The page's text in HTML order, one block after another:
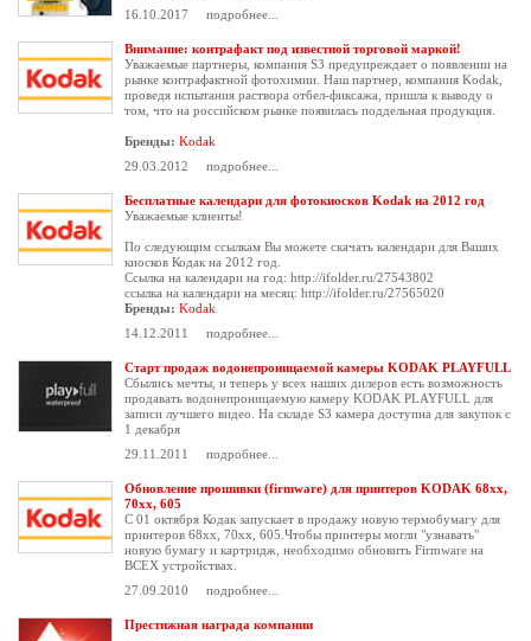
16.10.2017
подробнее...
Внимание: контрафакт под известной торговой маркой!
Уважаемые партнеры, компания S3 предупреждает о появлении на
рынке контрафактной фотохимии. Наш партнер, компания Kodak,
проведя испытания раствора отбел-фиксажа, пришла к выводу о
том, что на российском рынке появилась поддельная продукция.
Бренды: Kodak
29.03.2012
подробнее...
Бесплатные календари для фотокиосков Kodak на 2012 год
Уважаемые клиенты!
По следующим ссылкам Вы можете скачать календари для Ваших
киосков Кодак на 2012 год.
Ссылка на календари на год: http://ifolder.ru/27543802
ссылка на календари на месяц: http://ifolder.ru/27565020
Бренды: Kodak
14.12.2011
подробнее...
Старт продаж водонепроницаемой камеры KODAK PLAYFULL
Сбылись мечты, и теперь у всех наших дилеров есть возможность
продавать водонепроницаемую камеру KODAK PLAYFULL для
записи лучшего видео. На складе S3 камера доступна для закупок с
1 декабря
29.11.2011
подробнее...
Обновление прошивки (firmware) для принтеров KODAK 68хх,
70хх, 605
С 01 октября Кодак запускает в продажу новую термобумагу для
принтеров 68хх, 70хх, 605.Чтобы принтеры могли "узнавать"
новую бумагу и картридж, необходимо обновить Firmware на
ВСЕХ устройствах.
27.09.2010
подробнее...
Престижная награда компании